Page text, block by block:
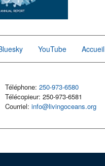
YouTube Accueil
Téléphone: 250-973-6580
Télécopieur: 250-973-6581
Courriel: info@livingoceans.org